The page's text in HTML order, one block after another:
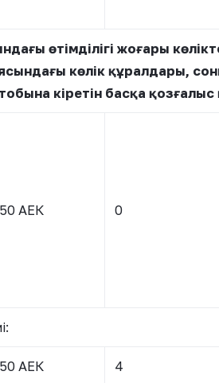
өтімділігі жоғары
көлік құралдары,
кіретін басқа
50 АЕК 0
50 АЕК 4